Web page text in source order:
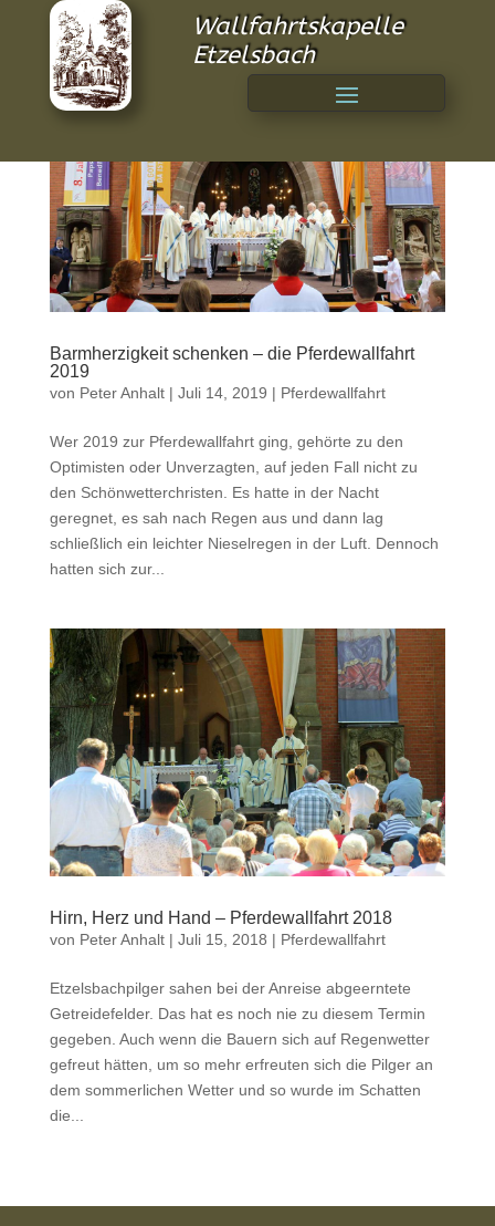
Wallfahrtskapelle
Etzelsbach
Barmherzigkeit schenken – die Pferdewallfahrt
2019
von Peter Anhalt| Juli 14, 2019 | Pferdewallfahrt
Wer 2019 zur Pferdewallfahrt ging, gehörte zu den
Optimisten oder Unverzagten, auf jeden Fall nicht zu
den Schönwetterchristen. Es hatte in der Nacht
geregnet, es sah nach Regen aus und dann lag
schließlich ein leichter Nieselregen in der Luft. Dennoch
hatten sich zur...
Hirn, Herz und Hand – Pferdewallfahrt 2018
von Peter Anhalt| Juli 15, 2018 | Pferdewallfahrt
Etzelsbachpilger sahen bei der Anreise abgeerntete
Getreidefelder. Das hat es noch nie zu diesem Termin
gegeben. Auch wenn die Bauern sich auf Regenwetter
gefreut hätten, um so mehr erfreuten sich die Pilger an
dem sommerlichen Wetter und so wurde im Schatten
die...